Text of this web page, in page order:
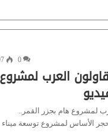
0
العرب لمشروع
لمشروع هام بجزر القمر..
الأساس لمشروع توسعة ميناء